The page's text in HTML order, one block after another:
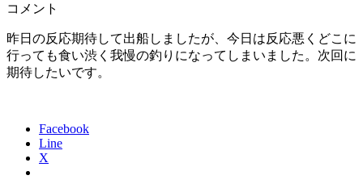
コメント
昨日の反応期待して出船しましたが、今日は反応悪くどこに
行っても食い渋く我慢の釣りになってしまいました。次回に
期待したいです。
Facebook
Line
X